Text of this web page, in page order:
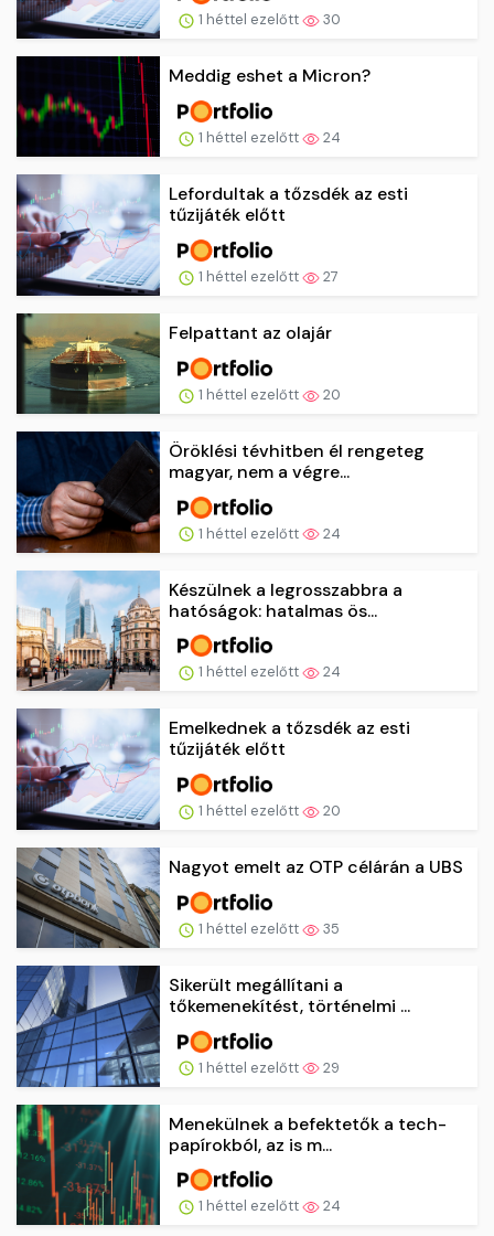
1 héttel ezelőtt 30
Meddig eshet a Micron?
1 héttel ezelőtt 24
Lefordultak a tőzsdék az esti
tűzijáték előtt
1 héttel ezelőtt 27
Felpattant az olajár
1 héttel ezelőtt 20
Öröklési tévhitben él rengeteg
magyar, nem a végre...
1 héttel ezelőtt 24
Készülnek a legrosszabbra a
hatóságok: hatalmas ös...
1 héttel ezelőtt 24
Emelkednek a tőzsdék az esti
tűzijáték előtt
1 héttel ezelőtt 20
Nagyot emelt az OTP célárán a UBS
1 héttel ezelőtt 35
Sikerült megállítani a
tőkemenekítést, történelmi ...
1 héttel ezelőtt 29
Menekülnek a befektetők a tech-
papírokból, az is m...
1 héttel ezelőtt 24